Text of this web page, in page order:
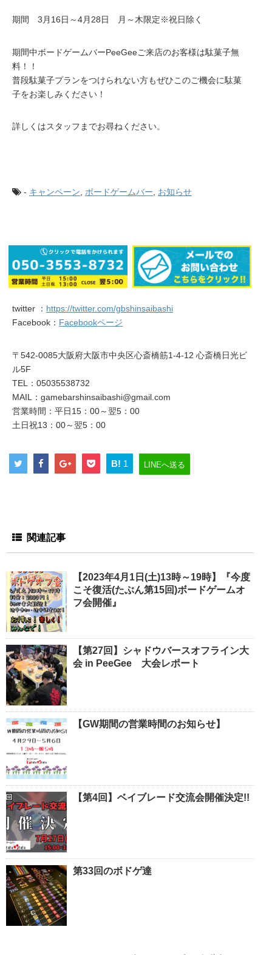
期間 3月16日～4月28日 月～木限定※祝日除く
期間中ボードゲームバーPeeGeeご来店のお客様は駄菓子無
料！！
普段駄菓子プランをつけられない方もぜひこのご機会に駄菓
子をお楽しみください！
詳しくはスタッフまでお尋ねください。
- キャンペーン ボードゲームバー お知らせ
twitter ： https://twitter.com/gbshinsaibashi
Facebook： Facebookページ
〒542-0085大阪府大阪市中央区心斎橋筋1-4-12 心斎橋日光ビ
ル5F
TEL：05035538732
MAIL：gamebarshinsaibashi@gmail.com
営業時間：平日15：00～翌5：00
土日祝13：00～翌5：00
B! 1 LINEへ送る
関連記事
【2023年4月1日(土)13時～19時】『今度
こそ復活(たぶん第15回)ボードゲームオ
フ会開催』
【第27回】シャドウバースオフライン大
会 in PeeGee 大会レポート
【GW期間の営業時間のお知らせ】
【第4回】ベイブレード交流会開催決定!!
第33回のボドゲ達